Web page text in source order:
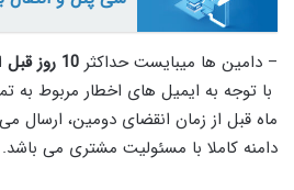
– دامین ها میبایست حداکثر 10 روز قبل
ماه قبل از زمان انقضای دومین،‌
دامنه کاملا با مسئولیت مشتری می باشد.